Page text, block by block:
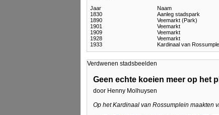
Jaar Naam
1830
Aanleg stadspark
1890
Veemarkt (Park)
1901
Veemarkt
1909
Veemarkt
1928
Veemarkt
1933
Kardinaal van
Verdwenen stadsbeelden
Geen echte koeien meer op het
door Henny Molhuysen
Op het Kardinaal van Rossumplein maakten